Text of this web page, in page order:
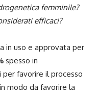
femminile?
efficaci?
in uso e approvata per
spesso in
favorire il processo
modo da favorire la